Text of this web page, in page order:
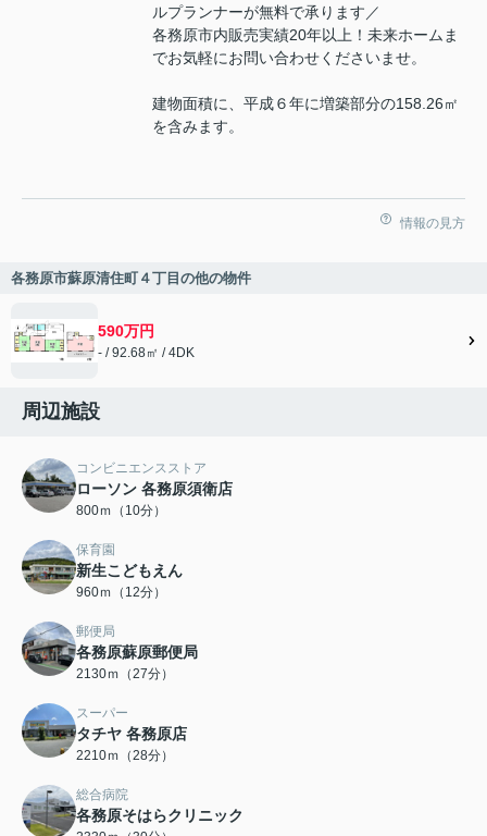
ルプランナーが無料で承ります／
各務原市内販売実績20年以上！未来ホームま
でお気軽にお問い合わせくださいませ。
建物面積に、平成６年に増築部分の158.26㎡
を含みます。
情報の見方
各務原市蘇原清住町４丁目の他の物件
590万円
- / 92.68㎡ / 4DK
周辺施設
コンビニエンスストア
ローソン 各務原須衛店
800ｍ（10分）
保育園
新生こどもえん
960ｍ（12分）
郵便局
各務原蘇原郵便局
2130ｍ（27分）
スーパー
タチヤ 各務原店
2210ｍ（28分）
総合病院
各務原そはらクリニック